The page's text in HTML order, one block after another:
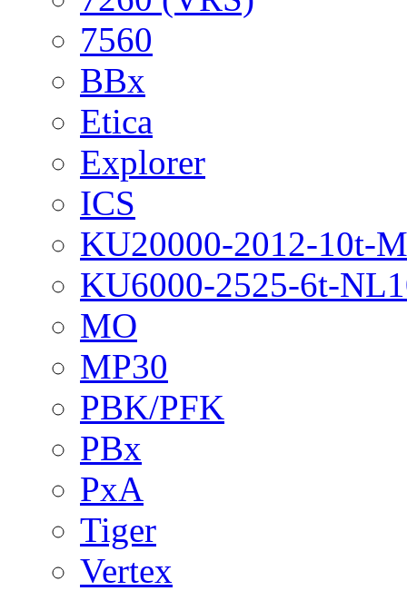
7560
BBx
Etica
Explorer
ICS
KU20000-2012-10t-
KU6000-2525-6t-
MO
MP30
PBK/PFK
PBx
PxA
Tiger
Vertex